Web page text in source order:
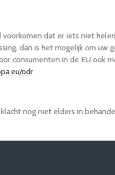
voorkomen dat er iets niet
dan is het mogelijk om uw
consumenten in de EU ook
odr.
nog niet elders in